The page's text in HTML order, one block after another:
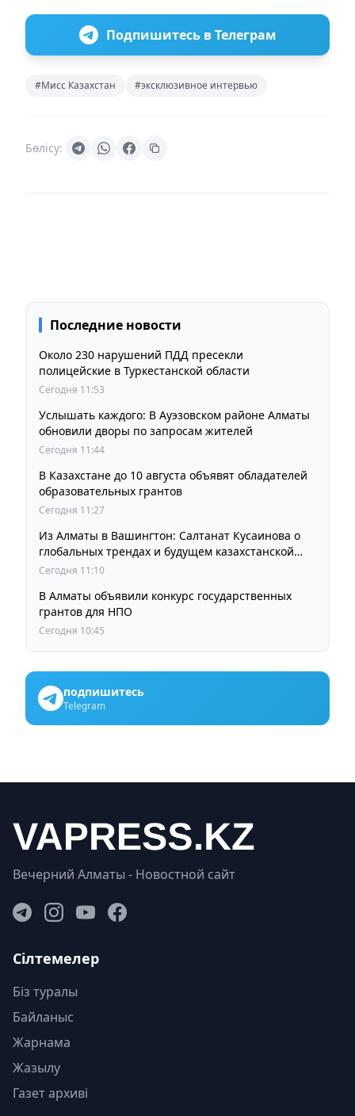
Подпишитесь в Телеграм
#Мисс Казахстан #эксклюзивное интервью
Бөлісу:
Последние новости
Около 230 нарушений ПДД пресекли
полицейские в Туркестанской области
Сегодня 11:53
Услышать каждого: В Ауэзовском районе Алматы
обновили дворы по запросам жителей
Сегодня 11:44
В Казахстане до 10 августа объявят обладателей
образовательных грантов
Сегодня 11:27
Из Алматы в Вашингтон: Салтанат Кусаинова о
глобальных трендах и будущем казахстанской
школы
Сегодня 11:10
В Алматы объявили конкурс государственных
грантов для НПО
Сегодня 10:45
подпишитесь
Telegram
Вечерний Алматы - Новостной сайт
Сілтемелер
Біз туралы
Байланыс
Жарнама
Жазылу
Газет архиві